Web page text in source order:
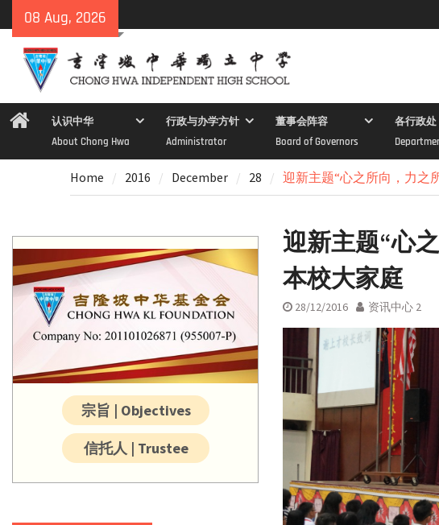
to
content
08 Aug, 2026
Home认识中华
About Chong Hwa
行政与办学方针
Administrator
董事会阵容
Board of Governors
各行政处
Home 2016 December 28 迎新主题“心之所向，力之
迎新主题“心
本校大家庭
28/12/2016 资讯中心 2
宗旨 | Objectives
信托人 | Trustee